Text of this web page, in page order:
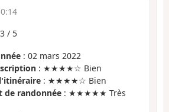
/ 5
: 02 mars 2022
: ★★★★☆ Bien
: ★★★★☆ Bien
randonnée : ★★★★★ Très